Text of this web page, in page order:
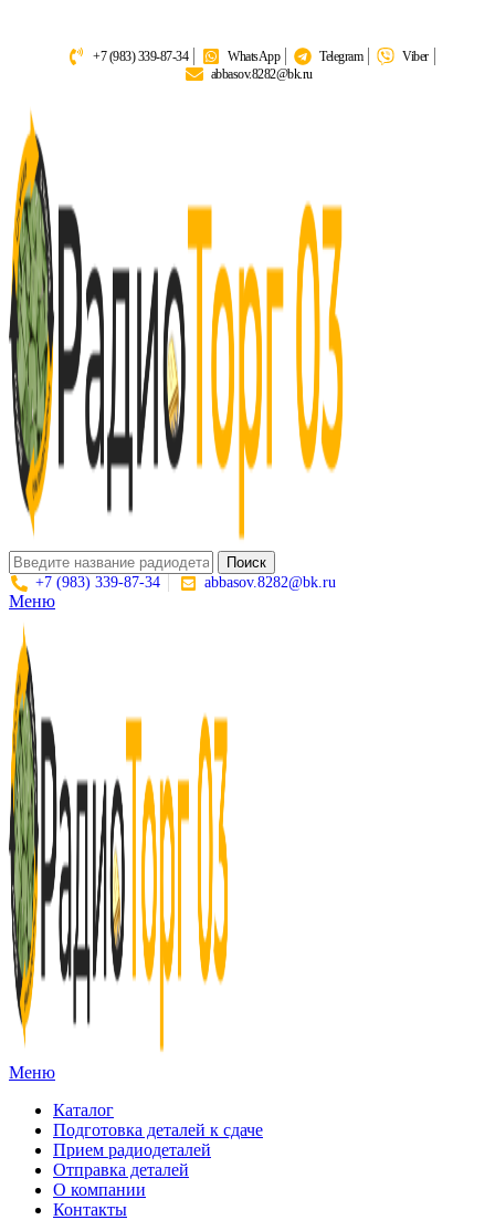
+7 (983) 339-87-34 WhatsApp Telegram
Viber
abbasov.8282@bk.ru
Поиск
+7 (983) 339-87-34
abbasov.8282@bk.ru
Меню
Меню
Каталог
Подготовка деталей к сдаче
Прием радиодеталей
Отправка деталей
О компании
Контакты